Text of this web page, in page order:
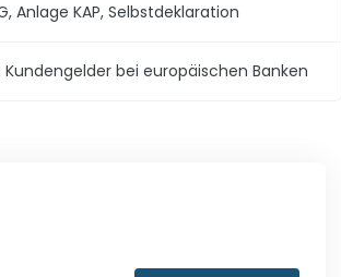
Anlage KAP, Selbstdeklaration
Kundengelder bei europäischen Banken